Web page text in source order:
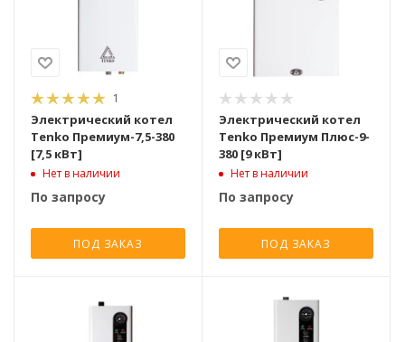
1
Электрический котел
Tenko Премиум-7,5-380
[7,5 кВт]
Нет в наличии
По запросу
ПОД ЗАКАЗ
Электрический котел
Tenko Премиум Плюс-9-
380 [9 кВт]
Нет в наличии
По запросу
ПОД ЗАКАЗ